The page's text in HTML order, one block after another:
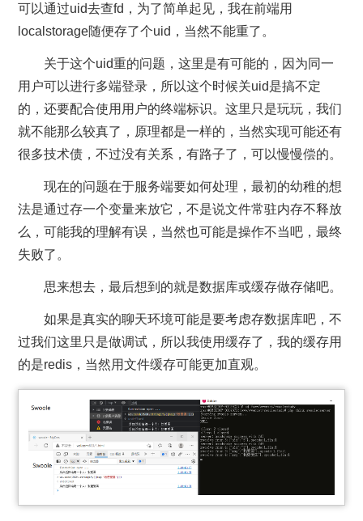
可以通过uid去查fd，为了简单起见，我在前端用
localstorage随便存了个uid，当然不能重了。
关于这个uid重的问题，这里是有可能的，因为同一
用户可以进行多端登录，所以这个时候关uid是搞不定
的，还要配合使用用户的终端标识。这里只是玩玩，我们
就不能那么较真了，原理都是一样的，当然实现可能还有
很多技术债，不过没有关系，有路子了，可以慢慢偿的。
现在的问题在于服务端要如何处理，最初的幼稚的想
法是通过存一个变量来放它，不是说文件常驻内存不释放
么，可能我的理解有误，当然也可能是操作不当吧，最终
失败了。
思来想去，最后想到的就是数据库或缓存做存储吧。
如果是真实的聊天环境可能是要考虑存数据库吧，不
过我们这里只是做调试，所以我使用缓存了，我的缓存用
的是redis，当然用文件缓存可能更加直观。